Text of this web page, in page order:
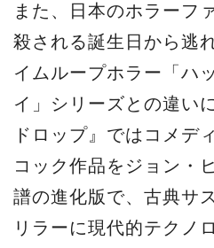
また、日本のホラーフ
殺される誕生日から逃
イムループホラー「ハ
イ」シリーズとの違い
ドロップ』ではコメデ
コック作品をジョン・
譜の進化版で、古典サ
リラーに現代的テクノ